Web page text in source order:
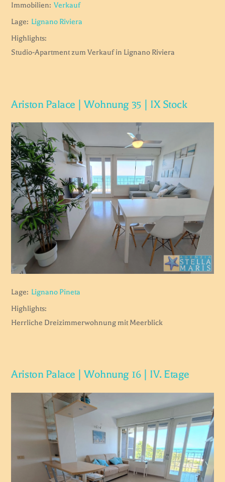
Immobilien: Verkauf
Lage: Lignano Riviera
Highlights:
Studio-Apartment zum Verkauf in Lignano Riviera
Ariston Palace | Wohnung 35 | IX Stock
Lage: Lignano Pineta
Highlights:
Herrliche Dreizimmerwohnung mit Meerblick
Ariston Palace | Wohnung 16 | IV. Etage